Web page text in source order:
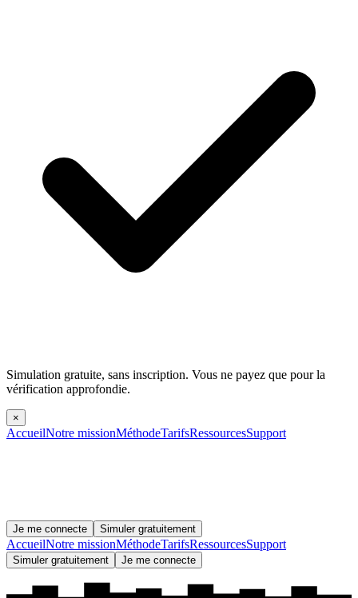
Simulation gratuite, sans inscription. Vous ne payez que pour la
vérification approfondie.
×
AccueilNotre missionMéthodeTarifsRessourcesSupport
Je me connecte Simuler gratuitement
AccueilNotre missionMéthodeTarifsRessourcesSupport
Simuler gratuitement Je me connecte